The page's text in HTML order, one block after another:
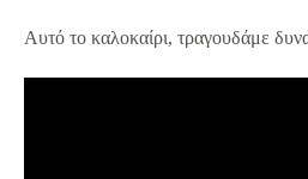
Αυτό το καλοκαίρι, τραγουδάμε